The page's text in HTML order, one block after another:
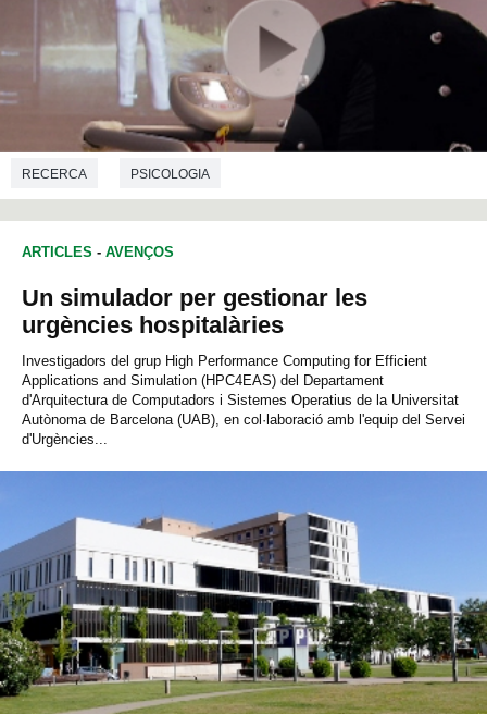
RECERCA PSICOLOGIA
ARTICLES - AVENÇOS
Un simulador per gestionar les
urgències hospitalàries
Investigadors del grup High Performance Computing for Efficient
Applications and Simulation (HPC4EAS) del Departament
d'Arquitectura de Computadors i Sistemes Operatius de la Universitat
Autònoma de Barcelona (UAB), en col·laboració amb l'equip del Servei
d'Urgències...